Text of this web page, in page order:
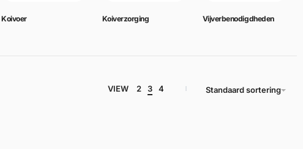
Koivoer Koiverzorging Vijverbenodigdheden
VIEW 2 3 4 Standaard sortering